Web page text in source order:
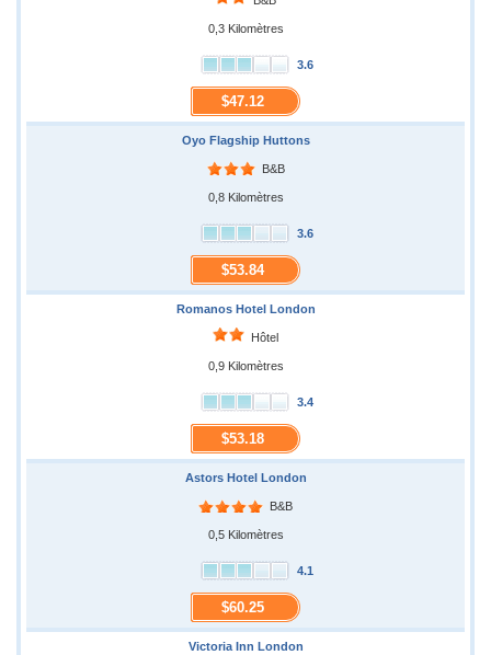
0,3 Kilomètres
3.6
$47.12
Oyo Flagship Huttons
B&B
0,8 Kilomètres
3.6
$53.84
Romanos Hotel London
Hôtel
0,9 Kilomètres
3.4
$53.18
Astors Hotel London
B&B
0,5 Kilomètres
4.1
$60.25
Victoria Inn London